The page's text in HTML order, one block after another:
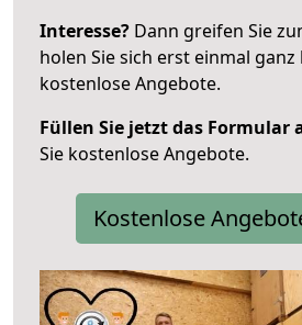
Interesse? Dann greifen Sie
holen Sie sich erst einmal ganz
kostenlose Angebote.
Füllen Sie jetzt das Formular
Sie kostenlose Angebote.
Kostenlose